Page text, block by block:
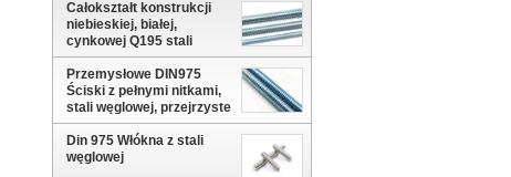
Całokształt konstrukcji
niebieskiej, białej,
cynkowej Q195 stali
węglowej DIN 975
Przemysłowe DIN975
Ściski z pełnymi nitkami,
stali węglowej, przejrzyste
nitki z cynkiem
Din 975 Włókna z stali
węglowej